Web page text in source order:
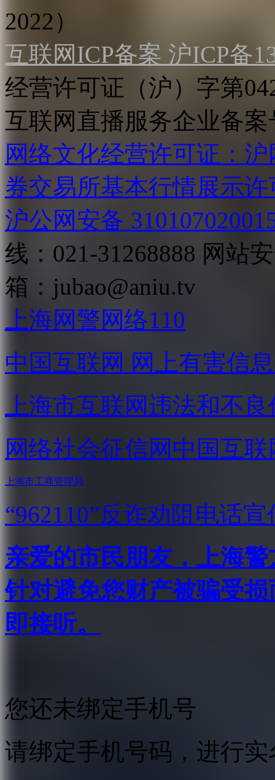
2022）
互联网ICP备案 沪ICP备
经营许可证（沪）字第
互联网直播服务企业备案
网络文化经营许可证：
券交易所基本行情展示许
沪公网安备
线：021-31268888 网站
箱： jubao@aniu.tv
上海网警网络110
中国互联网 网上有害信
上海市互联网违法和不
网络社会征信网 中国互
上海市工商管理局
“962110”反诈劝阻电话宣
亲爱的市民朋友，上海
针对避免您财产被骗受
即接听。
您还未绑定手机号
请绑定手机号码，进行